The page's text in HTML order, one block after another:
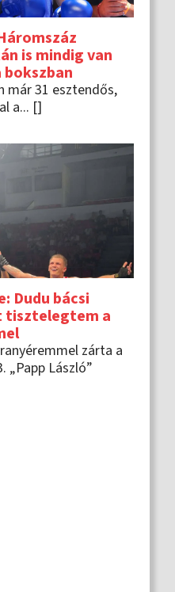
is mindig van
már 31 esztendős,
a... []
Dudu bácsi
tisztelegtem a
zárta a
„Papp László”